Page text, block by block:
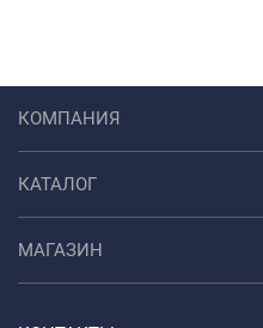
КОМПАНИЯ
КАТАЛОГ
МАГАЗИН